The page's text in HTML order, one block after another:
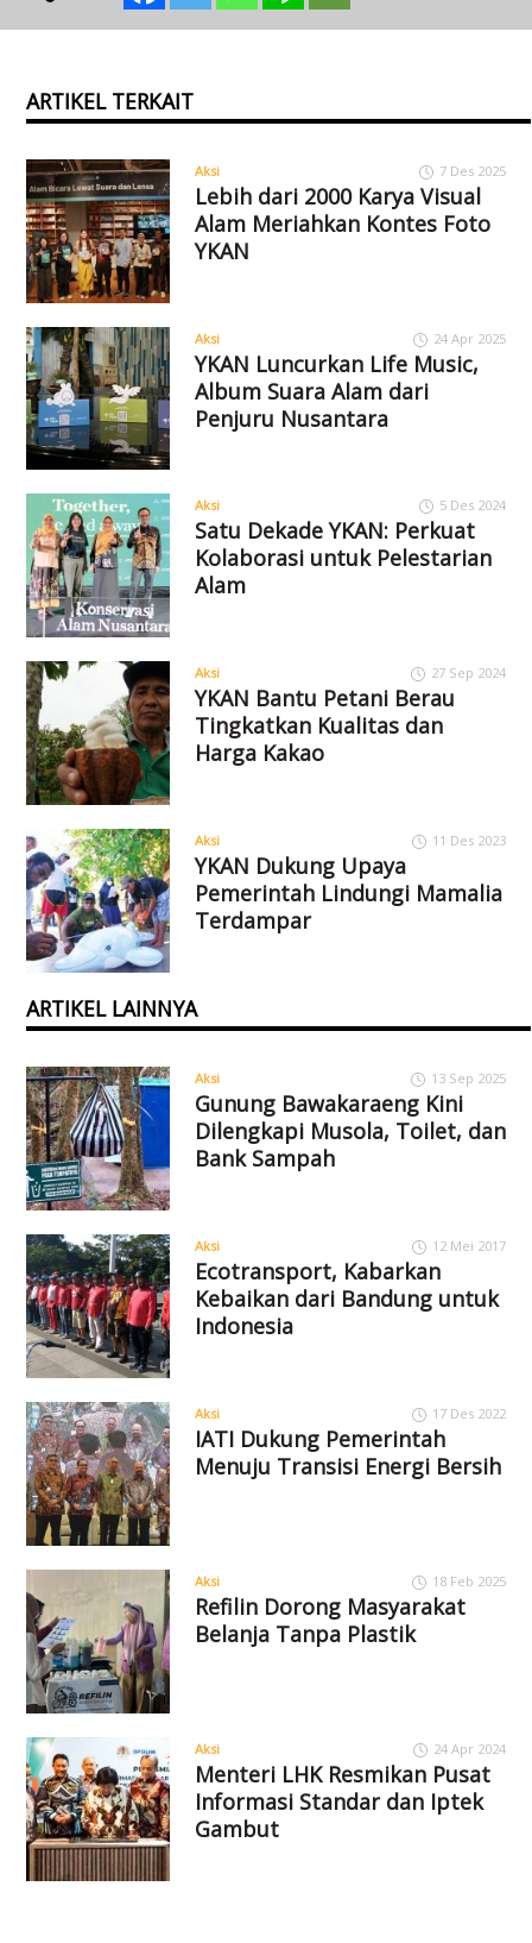
ARTIKEL TERKAIT
Aksi 7 Des 2025
Lebih dari 2000 Karya Visual
Alam Meriahkan Kontes Foto
YKAN
Aksi 24 Apr 2025
YKAN Luncurkan Life Music,
Album Suara Alam dari
Penjuru Nusantara
Aksi 5 Des 2024
Satu Dekade YKAN: Perkuat
Kolaborasi untuk Pelestarian
Alam
Aksi 27 Sep 2024
YKAN Bantu Petani Berau
Tingkatkan Kualitas dan
Harga Kakao
Aksi 11 Des 2023
YKAN Dukung Upaya
Pemerintah Lindungi Mamalia
Terdampar
ARTIKEL LAINNYA
Aksi 13 Sep 2025
Gunung Bawakaraeng Kini
Dilengkapi Musola, Toilet, dan
Bank Sampah
Aksi 12 Mei 2017
Ecotransport, Kabarkan
Kebaikan dari Bandung untuk
Indonesia
Aksi 17 Des 2022
IATI Dukung Pemerintah
Menuju Transisi Energi Bersih
Aksi 18 Feb 2025
Refilin Dorong Masyarakat
Belanja Tanpa Plastik
Aksi 24 Apr 2024
Menteri LHK Resmikan Pusat
Informasi Standar dan Iptek
Gambut